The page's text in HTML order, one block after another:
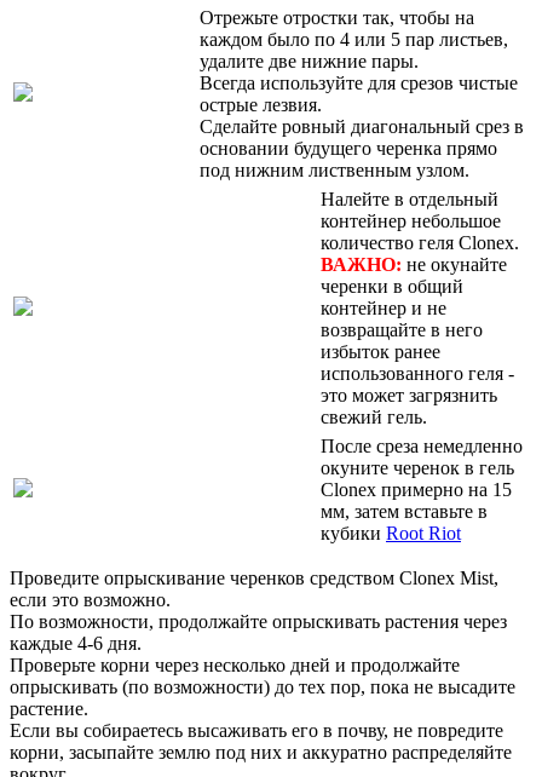
Отрежьте отростки так, чтобы на
каждом было по 4 или 5 пар листьев,
удалите две нижние пары.
Всегда используйте для срезов чистые
острые лезвия.
Сделайте ровный диагональный срез в
основании будущего черенка прямо
под нижним лиственным узлом.
Налейте в отдельный
контейнер небольшое
количество геля Clonex.
ВАЖНО: не окунайте
черенки в общий
контейнер и не
возвращайте в него
избыток ранее
использованного геля -
это может загрязнить
свежий гель.
После среза немедленно
окуните черенок в гель
Clonex примерно на 15
мм, затем вставьте в
кубики Root Riot
Проведите опрыскивание черенков средством Clonex Mist,
если это возможно.
По возможности, продолжайте опрыскивать растения через
каждые 4-6 дня.
Проверьте корни через несколько дней и продолжайте
опрыскивать (по возможности) до тех пор, пока не высадите
растение.
Если вы собираетесь высаживать его в почву, не повредите
корни, засыпайте землю под них и аккуратно распределяйте